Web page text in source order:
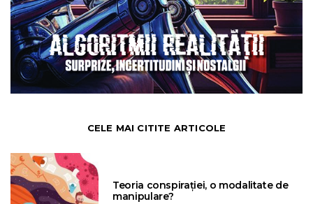
CELE MAI CITITE ARTICOLE
Teoria conspirației, o modalitate de
manipulare?